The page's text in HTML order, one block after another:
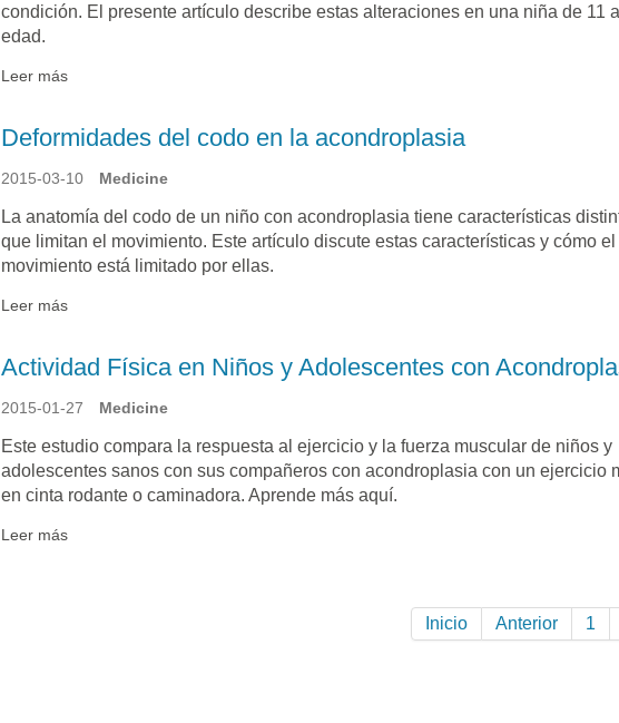
condición. El presente artículo describe estas alteraciones en una niña de 11
edad.
Leer más
Deformidades del codo en la acondroplasia
2015-03-10 Medicine
La anatomía del codo de un niño con acondroplasia tiene características
que limitan el movimiento. Este artículo discute estas características y cómo el
movimiento está limitado por ellas.
Leer más
Actividad Física en Niños y Adolescentes con
2015-01-27 Medicine
Este estudio compara la respuesta al ejercicio y la fuerza muscular de niños y
adolescentes sanos con sus compañeros con acondroplasia con un ejercicio
en cinta rodante o caminadora. Aprende más aquí.
Leer más
Inicio Anterior 1